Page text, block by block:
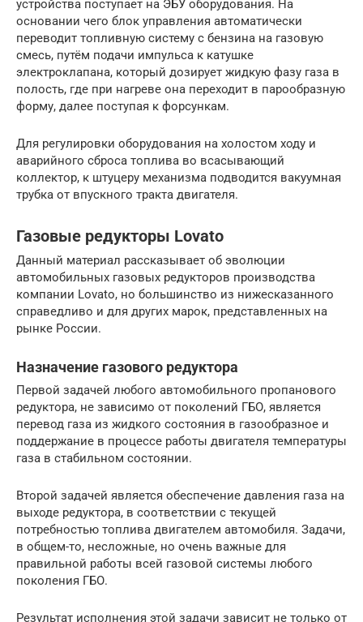
устройства поступает на ЭБУ оборудования. На
основании чего блок управления автоматически
переводит топливную систему с бензина на газовую
смесь, путём подачи импульса к катушке
электроклапана, который дозирует жидкую фазу газа в
полость, где при нагреве она переходит в парообразную
форму, далее поступая к форсункам.
Для регулировки оборудования на холостом ходу и
аварийного сброса топлива во всасывающий
коллектор, к штуцеру механизма подводится вакуумная
трубка от впускного тракта двигателя.
Газовые редукторы Lovato
Данный материал рассказывает об эволюции
автомобильных газовых редукторов производства
компании Lovato, но большинство из нижесказанного
справедливо и для других марок, представленных на
рынке России.
Назначение газового редуктора
Первой задачей любого автомобильного пропанового
редуктора, не зависимо от поколений ГБО, является
перевод газа из жидкого состояния в газообразное и
поддержание в процессе работы двигателя температуры
газа в стабильном состоянии.
Второй задачей является обеспечение давления газа на
выходе редуктора, в соответствии с текущей
потребностью топлива двигателем автомобиля. Задачи,
в общем-то, несложные, но очень важные для
правильной работы всей газовой системы любого
поколения ГБО.
Результат исполнения этой задачи зависит не только от